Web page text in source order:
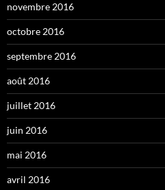
novembre 2016
octobre 2016
septembre 2016
août 2016
juillet 2016
juin 2016
mai 2016
avril 2016